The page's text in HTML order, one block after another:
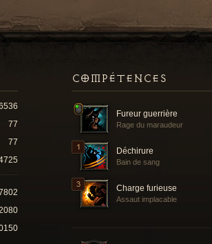
COMPÉTENCES
Fureur guerrière
Rage du maraudeur
Déchirure
Bain de sang
Charge furieuse
Assaut implacable
77
77